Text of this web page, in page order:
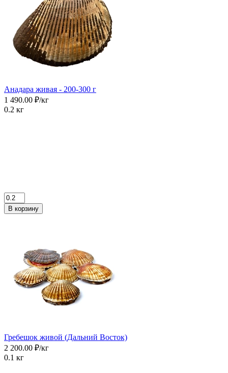
Анадара живая - 200-300 г
1 490.00 ₽/кг
0.2 кг
В корзину
Гребешок живой (Дальний Восток)
2 200.00 ₽/кг
0.1 кг